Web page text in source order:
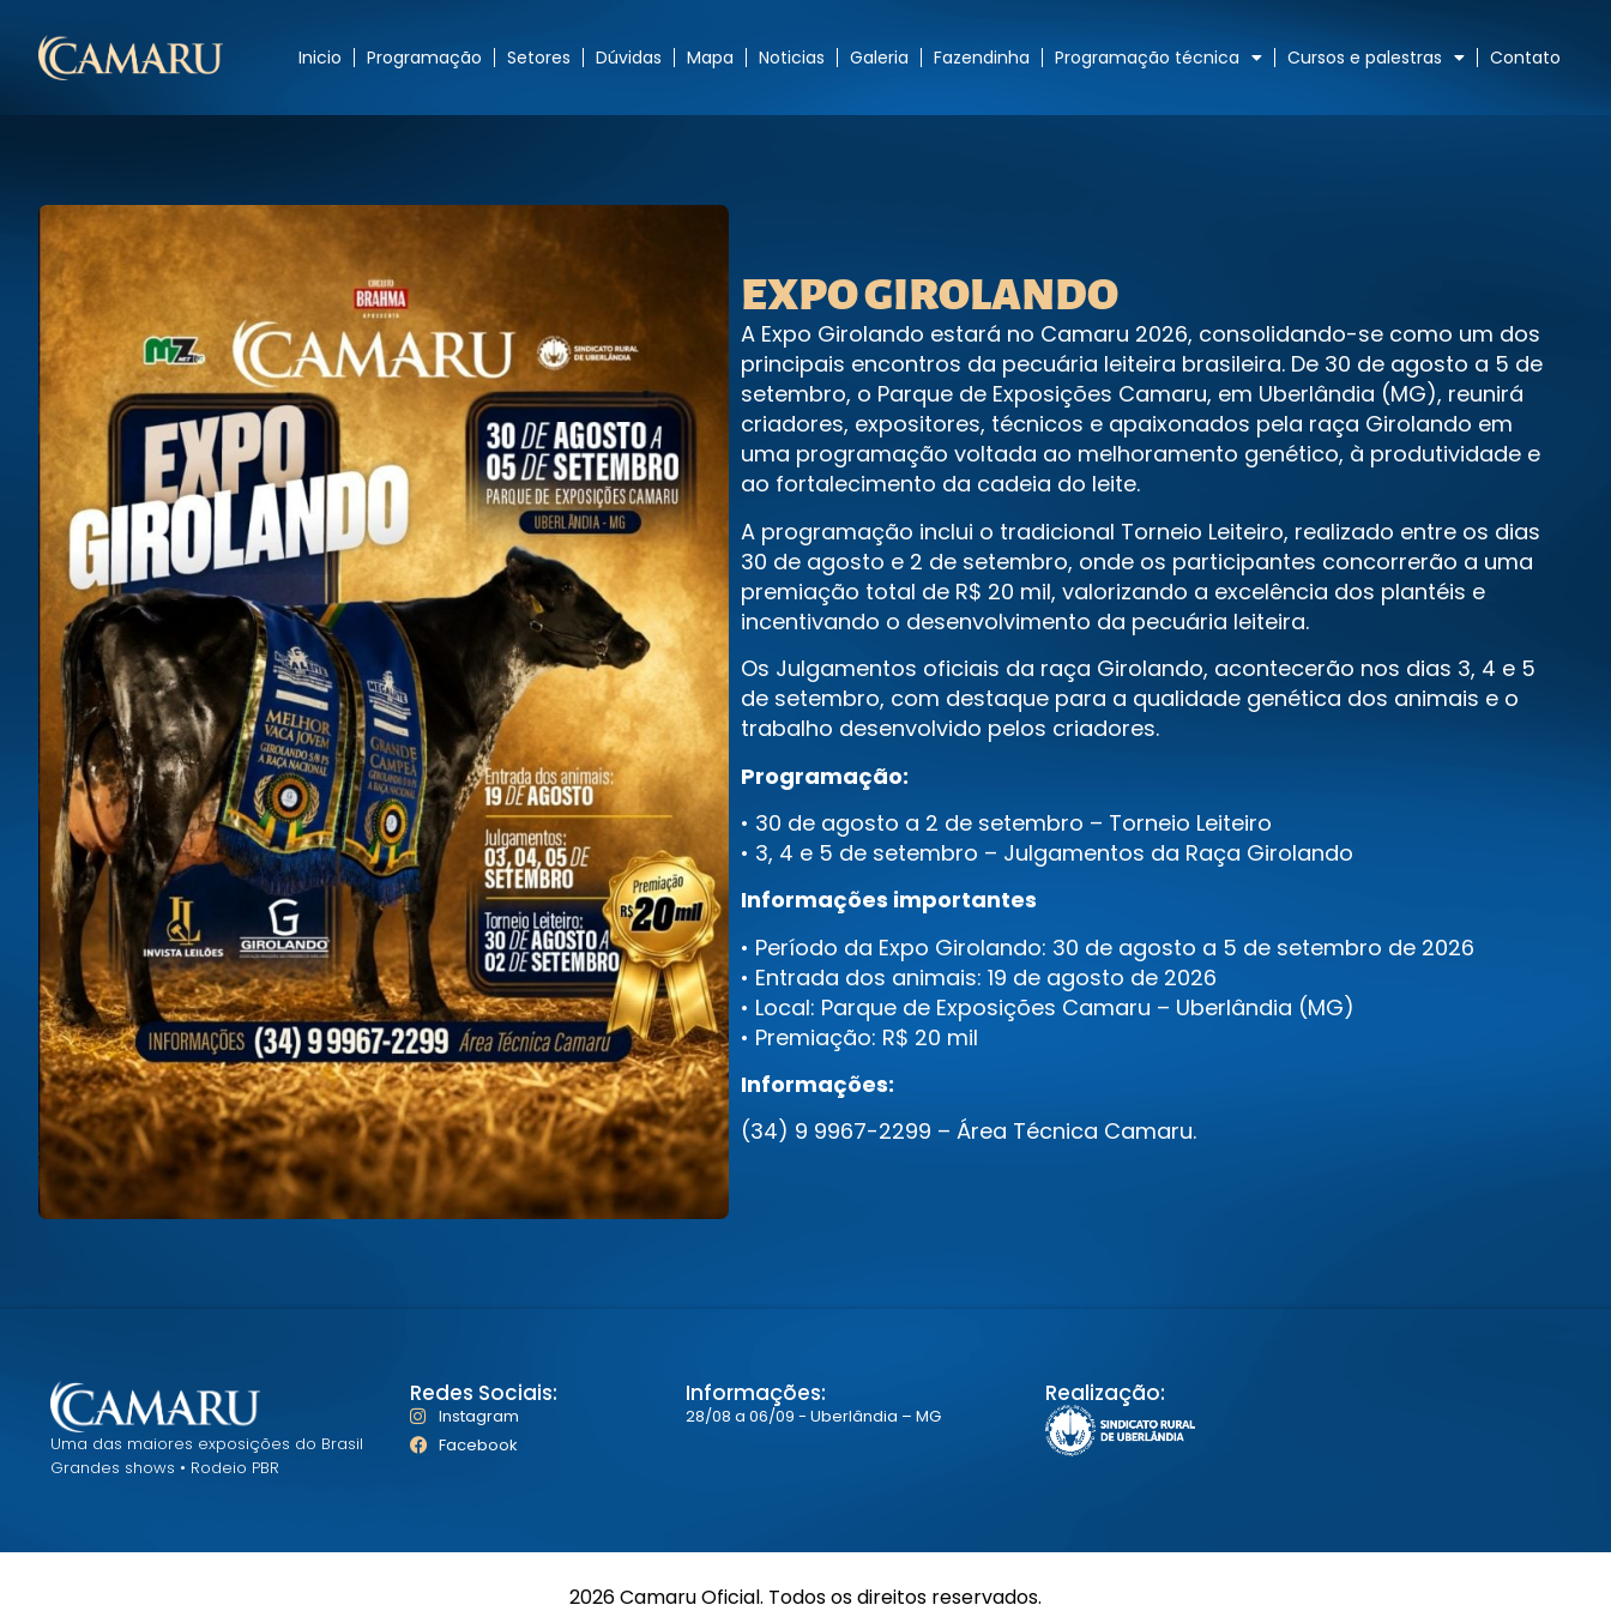
Inicio Programação Setores Dúvidas Mapa Noticias Galeria Fazendinha Programação técnica Cursos e palestras Contato
EXPO GIROLANDO
A Expo Girolando estará no Camaru 2026, consolidando-se como um dos
principais encontros da pecuária leiteira brasileira. De 30 de agosto a 5 de
setembro, o Parque de Exposições Camaru, em Uberlândia (MG), reunirá
criadores, expositores, técnicos e apaixonados pela raça Girolando em
uma programação voltada ao melhoramento genético, à produtividade e
ao fortalecimento da cadeia do leite.
A programação inclui o tradicional Torneio Leiteiro, realizado entre os dias
30 de agosto e 2 de setembro, onde os participantes concorrerão a uma
premiação total de R$ 20 mil, valorizando a excelência dos plantéis e
incentivando o desenvolvimento da pecuária leiteira.
Os Julgamentos oficiais da raça Girolando, acontecerão nos dias 3, 4 e 5
de setembro, com destaque para a qualidade genética dos animais e o
trabalho desenvolvido pelos criadores.
Programação:
• 30 de agosto a 2 de setembro – Torneio Leiteiro
• 3, 4 e 5 de setembro – Julgamentos da Raça Girolando
Informações importantes
• Período da Expo Girolando: 30 de agosto a 5 de setembro de 2026
• Entrada dos animais: 19 de agosto de 2026
• Local: Parque de Exposições Camaru – Uberlândia (MG)
• Premiação: R$ 20 mil
Informações:
(34) 9 9967-2299 – Área Técnica Camaru.
Uma das maiores exposições do Brasil
Grandes shows • Rodeio PBR
Redes Sociais:
Instagram
Facebook
Informações:
28/08 a 06/09 - Uberlândia – MG
Realização:
2026 Camaru Oficial. Todos os direitos reservados.